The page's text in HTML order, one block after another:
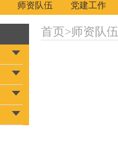
师资队伍 党建工作
首页>师资队伍